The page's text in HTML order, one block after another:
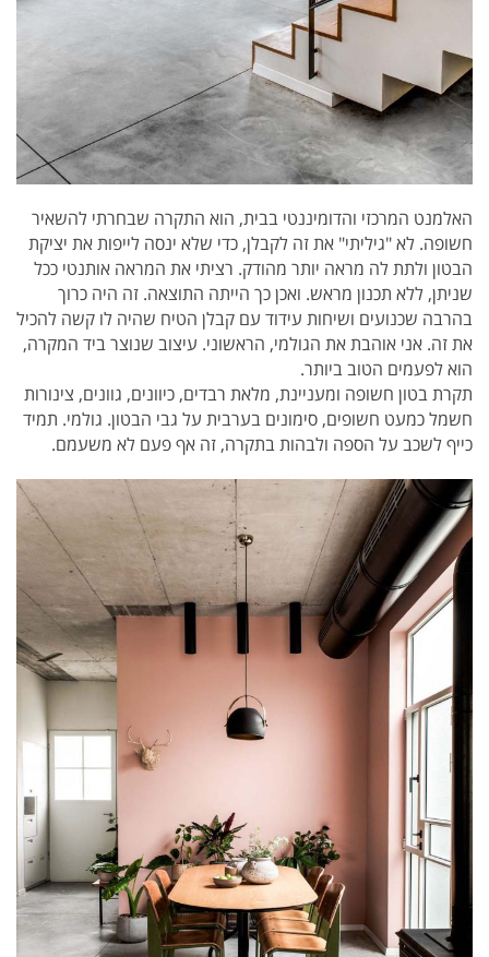
האלמנט המרכזי והדומיננטי בבית, הוא התקרה שבחרתי להשאיר
חשופה. לא "גיליתי" את זה לקבלן, כדי שלא ינסה לייפות את יציקת
הבטון ולתת לה מראה יותר מהודק. רציתי את המראה אותנטי ככל
שניתן, ללא תכנון מראש. ואכן כך הייתה התוצאה. זה היה כרוך
בהרבה שכנועים ושיחות עידוד עם קבלן הטיח שהיה לו קשה להכיל
את זה. אני אוהבת את הגולמי, הראשוני. עיצוב שנוצר ביד המקרה,
הוא לפעמים הטוב ביותר.
תקרת בטון חשופה ומעניינת, מלאת רבדים, כיוונים, גוונים, צינורות
חשמל כמעט חשופים, סימונים בערבית על גבי הבטון. גולמי. תמיד
כייף לשכב על הספה ולבהות בתקרה, זה אף פעם לא משעמם.